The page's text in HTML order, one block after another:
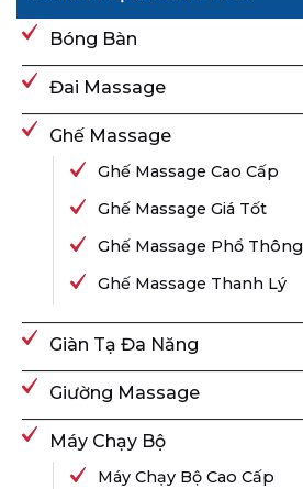
Bóng Bàn
Đai Massage
Ghế Massage
Ghế Massage Cao Cấp
Ghế Massage Giá Tốt
Ghế Massage Phổ Thông
Ghế Massage Thanh Lý
Giàn Tạ Đa Năng
Giường Massage
Máy Chạy Bộ
Máy Chạy Bộ Cao Cấp